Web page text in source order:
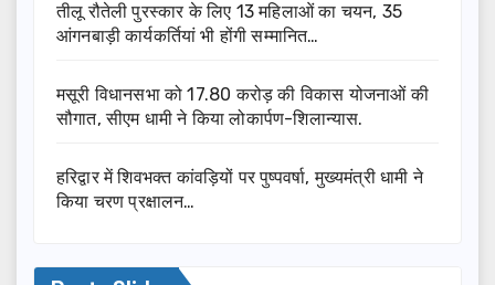
तीलू रौतेली पुरस्कार के लिए 13 महिलाओं का चयन, 35
आंगनबाड़ी कार्यकर्तियां भी होंगी सम्मानित…
मसूरी विधानसभा को 17.80 करोड़ की विकास योजनाओं की
सौगात, सीएम धामी ने किया लोकार्पण-शिलान्यास.
हरिद्वार में शिवभक्त कांवड़ियों पर पुष्पवर्षा, मुख्यमंत्री धामी ने
किया चरण प्रक्षालन…